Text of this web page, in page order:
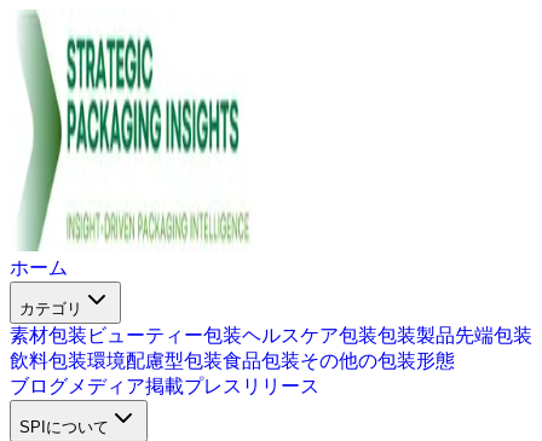
ホーム
カテゴリ
素材包装 ビューティー包装ヘルスケア包装包装製品先端包装
飲料包装環境配慮型包装食品包装その他の包装形態
ブログメディア掲載プレスリリース
SPIについて